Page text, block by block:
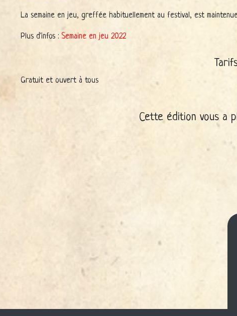
La semaine en jeu, greffée habituellement au festival, est
Plus d'infos :Semaine en jeu 2022
Gratuit et ouvert à tous
Cette édition vous a